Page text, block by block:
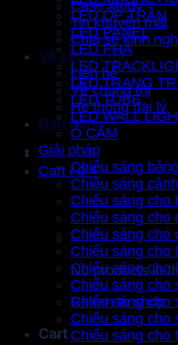
Case study
Tin khuyến mãi
Chia sẻ kinh
Về chúng tôi
Liên hệ
Về chúng tôi
Hệ thống đại lý
Bảo hành
Cart /0₫
No products in
Return to shop
Cart
LED ỐP TRẦN
LED PANEL
LED PHA
LED
LED TRANG
LED TUBE
LED WALL
Ổ CẮM
Giải pháp
Chiếu sáng
Chiếu sáng
Chiếu sáng cho
Chiếu sáng cho
Chiếu sáng cho
Chiếu sáng cho
Chiếu sáng cho
Chiếu sáng cho
Chiếu sáng cho
Chiếu sáng cho
Chiếu sáng cho